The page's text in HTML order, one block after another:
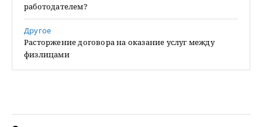
работодателем?
Другое
Расторжение договора на оказание услуг между
физлицами